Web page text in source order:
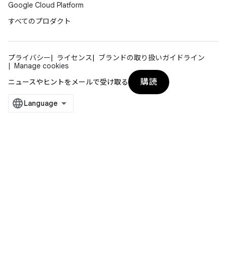
Google Cloud Platform
すべてのプロダクト
プライバシー ライセンス
ブランドの取り扱いガイドライン
Manage cookies
ニュースやヒントをメールで受け取る
購読